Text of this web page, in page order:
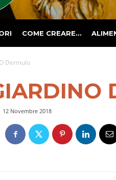
COME CREARE…
Dermulo
12 Novembre 2018